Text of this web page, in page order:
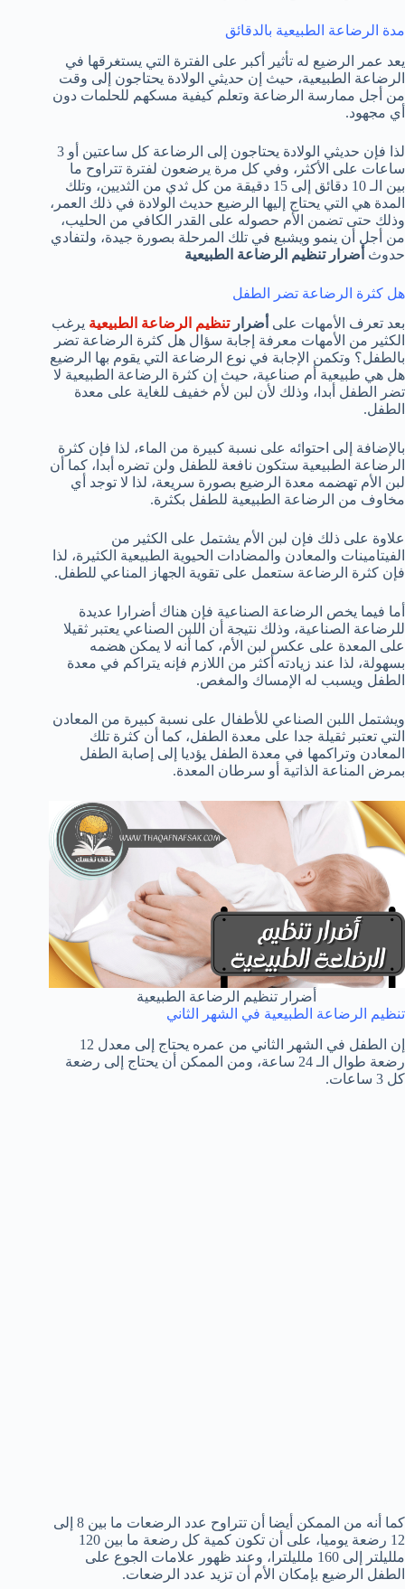
مدة الرضاعة الطبيعية بالدقائق
يعد عمر الرضيع له تأثير أكبر على الفترة التي يستغرقها في
الرضاعة الطبيعية، حيث إن حديثي الولادة يحتاجون إلى وقت
من أجل ممارسة الرضاعة وتعلم كيفية مسكهم للحلمات دون
أي مجهود.
لذا فإن حديثي الولادة يحتاجون إلى الرضاعة كل ساعتين أو 3
ساعات على الأكثر، وفي كل مرة يرضعون لفترة تتراوح ما
بين الـ 10 دقائق إلى 15 دقيقة من كل ثدي من الثديين، وتلك
المدة هي التي يحتاج إليها الرضيع حديث الولادة في ذلك العمر،
وذلك حتى تضمن الأم حصوله على القدر الكافي من الحليب،
من أجل أن ينمو ويشبع في تلك المرحلة بصورة جيدة، ولتفادي
حدوث أضرار تنظيم الرضاعة الطبيعية
هل كثرة الرضاعة تضر الطفل
بعد تعرف الأمهات على أضرارتنظيم الرضاعة الطبيعية يرغب
الكثير من الأمهات معرفة إجابة سؤال هل كثرة الرضاعة تضر
بالطفل؟ وتكمن الإجابة في نوع الرضاعة التي يقوم بها الرضيع
هل هي طبيعية أم صناعية، حيث إن كثرة الرضاعة الطبيعية لا
تضر الطفل أبدا، وذلك لأن لبن لأم خفيف للغاية على معدة
الطفل.
بالإضافة إلى احتوائه على نسبة كبيرة من الماء، لذا فإن كثرة
الرضاعة الطبيعية ستكون نافعة للطفل ولن تضره أبدا، كما أن
لبن الأم تهضمه معدة الرضيع بصورة سريعة، لذا لا توجد أي
مخاوف من الرضاعة الطبيعية للطفل بكثرة.
علاوة على ذلك فإن لبن الأم يشتمل على الكثير من
الفيتامينات والمعادن والمضادات الحيوية الطبيعية الكثيرة، لذا
فإن كثرة الرضاعة ستعمل على تقوية الجهاز المناعي للطفل.
أما فيما يخص الرضاعة الصناعية فإن هناك أضرارا عديدة
للرضاعة الصناعية، وذلك نتيجة أن اللبن الصناعي يعتبر ثقيلا
على المعدة على عكس لبن الأم، كما أنه لا يمكن هضمه
بسهولة، لذا عند زيادته أكثر من اللازم فإنه يتراكم في معدة
الطفل ويسبب له الإمساك والمغص.
ويشتمل اللبن الصناعي للأطفال على نسبة كبيرة من المعادن
التي تعتبر ثقيلة جدا على معدة الطفل، كما أن كثرة تلك
المعادن وتراكمها في معدة الطفل يؤديا إلى إصابة الطفل
بمرض المناعة الذاتية أو سرطان المعدة.
أضرار تنظيم الرضاعة الطبيعية
تنظيم الرضاعة الطبيعية في الشهر الثاني
إن الطفل في الشهر الثاني من عمره يحتاج إلى معدل 12
رضعة طوال الـ 24 ساعة، ومن الممكن أن يحتاج إلى رضعة
كل 3 ساعات.
كما أنه من الممكن أيضا أن تتراوح عدد الرضعات ما بين 8 إلى
12 رضعة يوميا، على أن تكون كمية كل رضعة ما بين 120
ملليلتر إلى 160 ملليلترا، وعند ظهور علامات الجوع على
الطفل الرضيع بإمكان الأم أن تزيد عدد الرضعات.